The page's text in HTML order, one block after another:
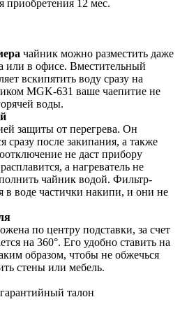
приобретения 12 мес.
чайник можно разместить даже
или в офисе. Вместительный
вскипятить воду сразу на
MGK-631 ваше чаепитие не
воды.
защиты от перегрева. Он
сразу после закипания, а также
не даст прибору
а нагреватель не
чайник водой. Фильтр-
в воде частички накипи, и они не
по центру подставки, за счет
на 360°. Его удобно ставить на
образом, чтобы не обжечься
стены или мебель.
талон